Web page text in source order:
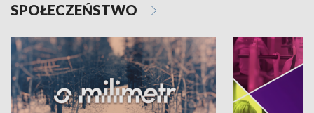
SPOŁECZEŃSTWO